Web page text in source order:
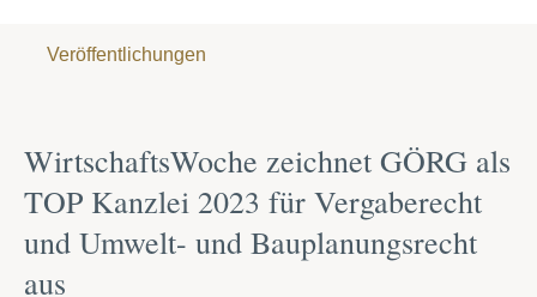
Veröffentlichungen
WirtschaftsWoche zeichnet GÖRG als
TOP Kanzlei 2023 für Vergaberecht
und Umwelt- und Bauplanungsrecht
aus